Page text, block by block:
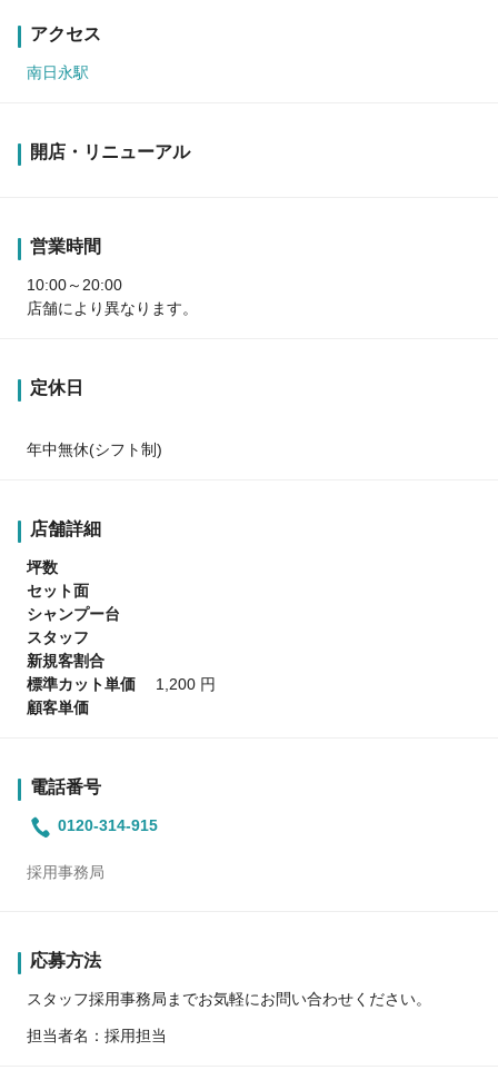
アクセス
南日永駅
開店・リニューアル
営業時間
10:00～20:00
店舗により異なります。
定休日
年中無休(シフト制)
店舗詳細
坪数
セット面
シャンプー台
スタッフ
新規客割合
標準カット単価
1,200 円
顧客単価
電話番号
0120-314-915
採用事務局
応募方法
スタッフ採用事務局までお気軽にお問い合わせください。
担当者名：採用担当